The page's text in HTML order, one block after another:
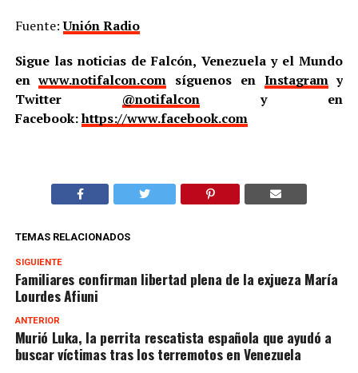
Fuente:Unión Radio
Sigue las noticias de Falcón, Venezuela y el Mundo
enwww.notifalcon.com síguenos en Instagramy
Twitter @notifalcony en
Facebook:https://www.facebook.com
TEMAS RELACIONADOS
SIGUIENTE
Familiares confirman libertad plena de la exjueza María
Lourdes Afiuni
ANTERIOR
Murió Luka, la perrita rescatista española que ayudó a
buscar víctimas tras los terremotos en Venezuela